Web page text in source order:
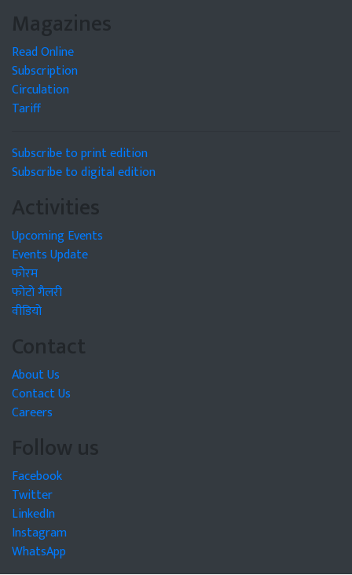
Magazines
Read Online
Subscription
Circulation
Tariff
Subscribe to print edition
Subscribe to digital edition
Activities
Upcoming Events
Events Update
फोरम
फोटो गैलरी
वीडियो
Contact
About Us
Contact Us
Careers
Follow us
Facebook
Twitter
LinkedIn
Instagram
WhatsApp